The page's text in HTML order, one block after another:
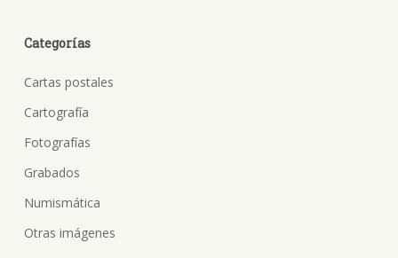
Categorías
Cartas postales
Cartografía
Fotografías
Grabados
Numismática
Otras imágenes